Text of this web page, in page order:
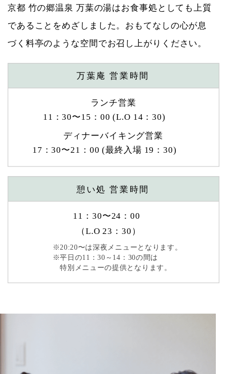
京都 竹の郷温泉 万葉の湯はお食事処としても上質
であることをめざしました。おもてなしの心が息
づく料亭のような空間でお召し上がりください。
万葉庵 営業時間
憩い処 営業時間
ランチ営業
11：30〜15：00 (L.O 14：30)
ディナーバイキング営業
17：30〜21：00 (最終入場 19：30)
11：30〜24：00
（L.O 23：30）
※20:20〜は深夜メニューとなります。
※平日の11：30～14：30の間は
特別メニューの提供となります。